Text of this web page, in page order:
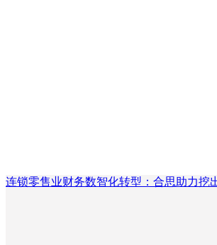
连锁零售业财务数智化转型：合思助力挖